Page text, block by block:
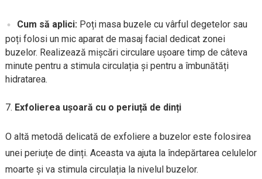
Cum să aplici:Poți masa buzele cu vârful degetelor sau
poți folosi un mic aparat de masaj facial dedicat zonei
buzelor. Realizează mișcări circulare ușoare timp de câteva
minute pentru a stimula circulația și pentru a îmbunătăți
hidratarea.
Exfolierea ușoară cu o periuță de dinți
O altă metodă delicată de exfoliere a buzelor este folosirea
unei periuțe de dinți. Aceasta va ajuta la îndepărtarea celulelor
moarte și va stimula circulația la nivelul buzelor.